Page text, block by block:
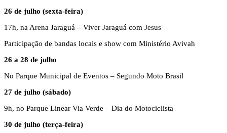
26 de julho (sexta-feira)
17h, na Arena Jaraguá – Viver Jaraguá com Jesus
Participação de bandas locais e show com Ministério Avivah
26 a 28 de julho
No Parque Municipal de Eventos – Segundo Moto Brasil
27 de julho (sábado)
9h, no Parque Linear Via Verde – Dia do Motociclista
30 de julho (terça-feira)